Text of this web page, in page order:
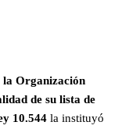
la Organización
de su lista de
10.544 la instituyó